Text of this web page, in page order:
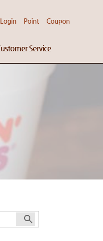
Login Point Coupon
Service
search